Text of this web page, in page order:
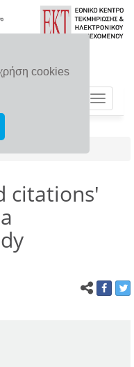
cookies
Toggle
citations'